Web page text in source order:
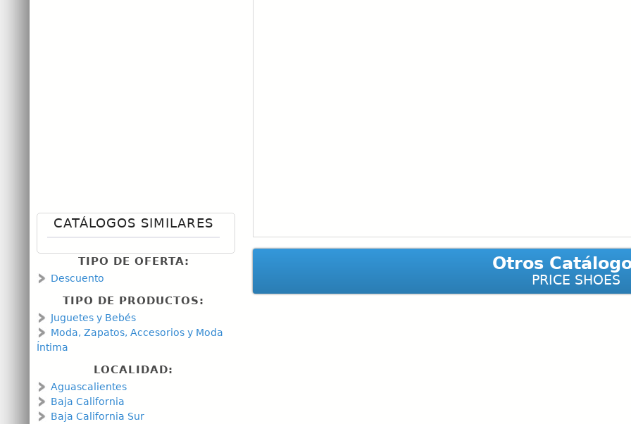
Otros
PRICE SHOES
CATÁLOGOS SIMILARES
TIPO DE OFERTA:
Descuento
TIPO DE PRODUCTOS:
Juguetes y Bebés
Moda, Zapatos, Accesorios y Moda
Íntima
LOCALIDAD:
Aguascalientes
Baja California
Baja California Sur